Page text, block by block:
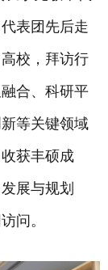
表团先后走
校，拜访行
合、科研平
等关键领域
获丰硕成
展与规划
问。